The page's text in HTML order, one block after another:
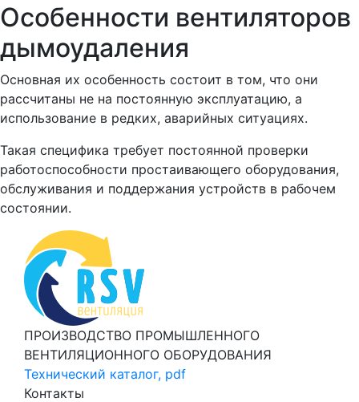
Особенности вентиляторов
дымоудаления
Основная их особенность состоит в том, что они
рассчитаны не на постоянную эксплуатацию, а
использование в редких, аварийных ситуациях.
Такая специфика требует постоянной проверки
работоспособности простаивающего оборудования,
обслуживания и поддержания устройств в рабочем
состоянии.
ПРОИЗВОДСТВО ПРОМЫШЛЕННОГО
ВЕНТИЛЯЦИОННОГО ОБОРУДОВАНИЯ
Технический каталог, pdf
Контакты